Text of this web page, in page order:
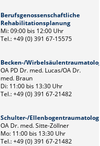
Berufsgenossenschaftliche
Rehabilitationsplanung
Mi: 09:00 bis 12:00 Uhr
Tel.: +49 (0) 391 67-15575
Becken-/
OA PD Dr. med. Lucas/OA Dr.
med. Braun
Di: 11:00 bis 13:30 Uhr
Tel.: +49 (0) 391 67-21482
Schulter-/
OA Dr. med. Sitte-Zöllner
Mo: 11:00 bis 13:30 Uhr
Tel.: +49 (0) 391 67-21482